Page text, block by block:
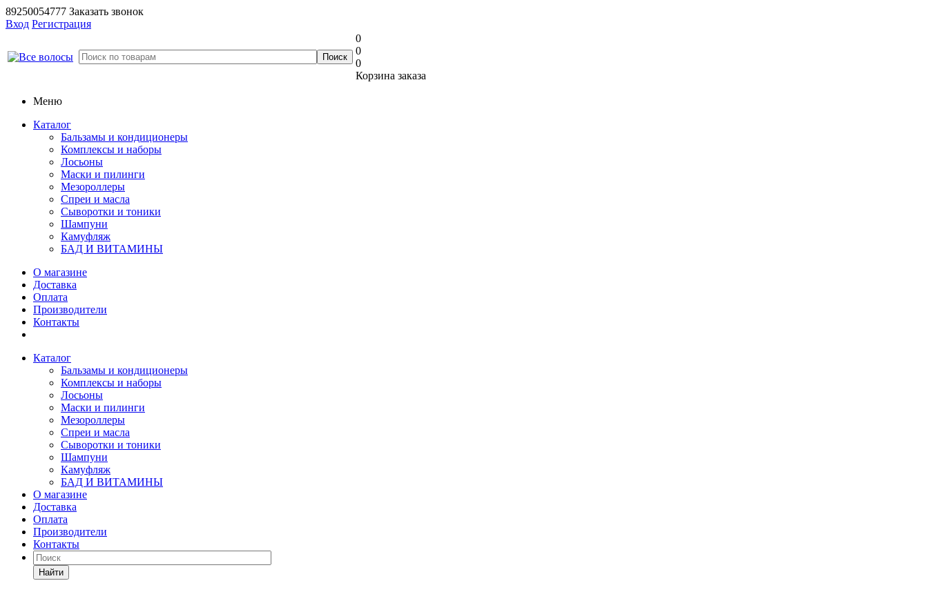
89250054777 Заказать звонок
Вход Регистрация
0
0
0
Корзина заказа
Меню
Каталог
Бальзамы и кондиционеры
Комплексы и наборы
Лосьоны
Маски и пилинги
Мезороллеры
Спреи и масла
Сыворотки и тоники
Шампуни
Камуфляж
БАД И ВИТАМИНЫ
О магазине
Доставка
Оплата
Производители
Контакты
Каталог
Бальзамы и кондиционеры
Комплексы и наборы
Лосьоны
Маски и пилинги
Мезороллеры
Спреи и масла
Сыворотки и тоники
Шампуни
Камуфляж
БАД И ВИТАМИНЫ
О магазине
Доставка
Оплата
Производители
Контакты
Найти